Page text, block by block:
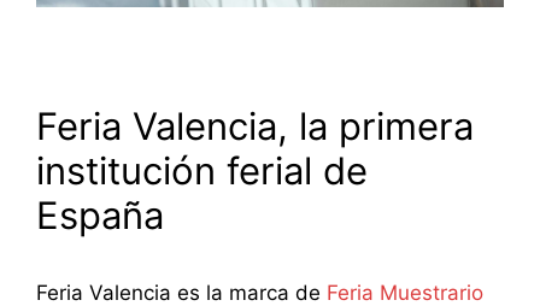
Feria Valencia, la primera
institución ferial de
España
Feria Valencia es la marca de Feria Muestrario